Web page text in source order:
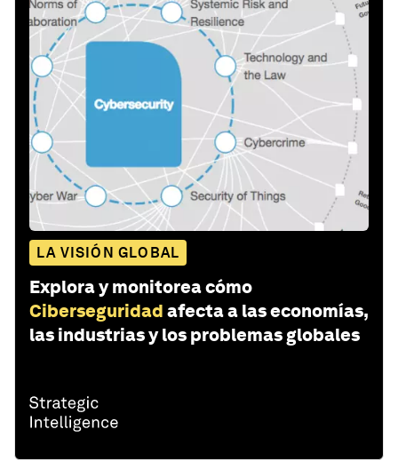
LA VISIÓN GLOBAL
Explora y monitorea cómo
Ciberseguridad afecta a las economías,
las industrias y los problemas globales